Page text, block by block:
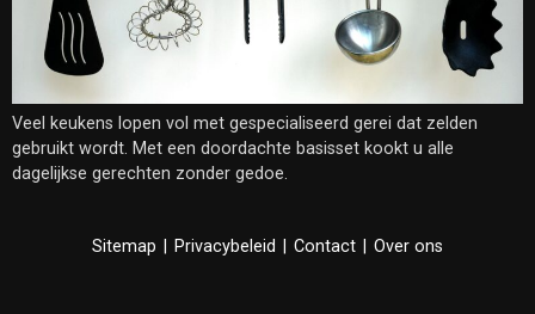
Veel keukens lopen vol met gespecialiseerd gerei dat zelden
gebruikt wordt. Met een doordachte basisset kookt u alle
dagelijkse gerechten zonder gedoe.
Sitemap Privacybeleid Contact Over ons